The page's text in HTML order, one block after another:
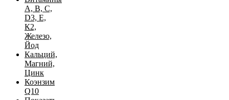
А, B, C,
D3, Е,
К2,
Железо,
Йод
Кальций,
Магний,
Цинк
Коэнзим
Q10